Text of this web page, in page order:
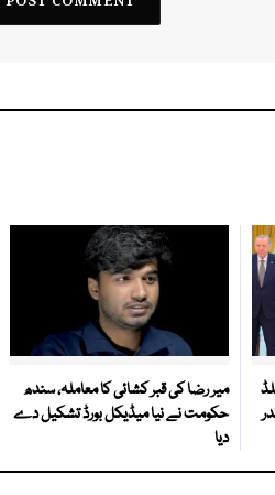
میر رضا کی قبر کشائی کا معاملہ، سندھ
حکومت نے نیا میڈیکل بورڈ تشکیل دے
دیا